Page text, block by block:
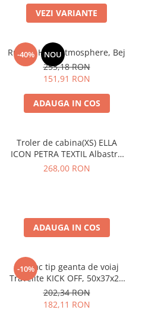
VEZI VARIANTE
-40% NOU
Rucsac Heys Atmosphere, Bej
253,18 RON
151,91 RON
ADAUGA IN COS
Troler de cabina(XS) ELLA
ICON PETRA TEXTIL Albastru
40X30X20 CM
268,00 RON
ADAUGA IN COS
-10%
Rucsac tip geanta de voiaj
Travelite KICK OFF, 50x37x20
cm
202,34 RON
182,11 RON